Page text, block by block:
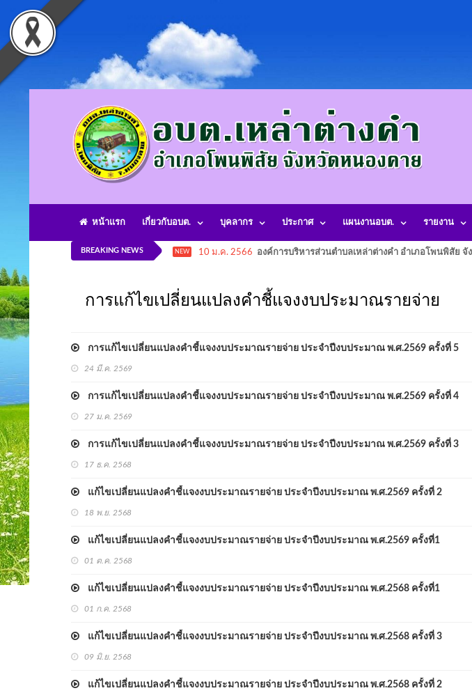
หน้าแรก เกี่ยวกับอบต. บุคลากร ประกาศ แผนงานอบต. รายงาน
BREAKING NEWS NEW 10 ม.ค. 2566 องค์การบริหารส่วนตำบลเหล่าต่างคำ อำเภอโพนพิสัย จั
การแก้ไขเปลี่ยนแปลงคำชี้แจงงบประมาณรายจ่าย
การแก้ไขเปลี่ยนแปลงคำชี้แจงงบประมาณรายจ่าย ประจำปีงบประมาณ พ.ศ.2569 ครั้งที่ 5
24 มี.ค. 2569
การแก้ไขเปลี่ยนแปลงคำชี้แจงงบประมาณรายจ่าย ประจำปีงบประมาณ พ.ศ.2569 ครั้งที่ 4
27 ม.ค. 2569
การแก้ไขเปลี่ยนแปลงคำชี้แจงงบประมาณรายจ่าย ประจำปีงบประมาณ พ.ศ.2569 ครั้งที่ 3
17 ธ.ค. 2568
แก้ไขเปลี่ยนแปลงคำชี้แจงงบประมาณรายจ่าย ประจำปีงบประมาณ พ.ศ.2569 ครั้งที่ 2
18 พ.ย. 2568
แก้ไขเปลี่ยนแปลงคำชี้แจงงบประมาณรายจ่าย ประจำปีงบประมาณ พ.ศ.2569 ครั้งที่1
01 ต.ค. 2568
แก้ไขเปลี่ยนแปลงคำชี้แจงงบประมาณรายจ่าย ประจำปีงบประมาณ พ.ศ.2568 ครั้งที่1
01 ก.ค. 2568
แก้ไขเปลี่ยนแปลงคำชี้แจงงบประมาณรายจ่าย ประจำปีงบประมาณ พ.ศ.2568 ครั้งที่ 3
09 มิ.ย. 2568
แก้ไขเปลี่ยนแปลงคำชี้แจงงบประมาณรายจ่าย ประจำปีงบประมาณ พ.ศ.2568 ครั้งที่ 2